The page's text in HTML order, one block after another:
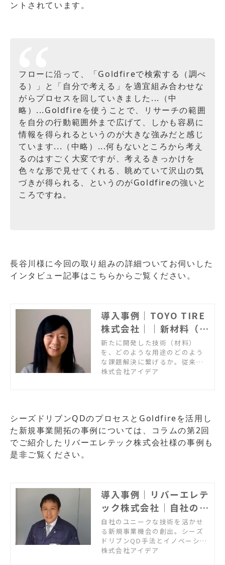
ントされています。
フローに沿って、「Goldfireで検索する（調べ
る）」と「自分で考える」を適宜組み合わせな
がらプロセスを回していきました...（中
略）...Goldfireを使うことで、リサーチの範囲
を自分の行動範囲外まで広げて、しかも容易に
情報を得られるというのが大きな強みだと感じ
ています...（中略）...何もないところから考え
るのはすごく大変ですが、考えるきっかけを
色々な形で見せてくれる、眺めていて沢山の気
づきが得られる、というのがGoldfireの強いと
ころですね。
長谷川様に今回の取り組みの詳細ついてお伺いした
インタビュー記事はこちらからご覧ください。
導入事例｜TOYO TIRE
株式会社｜｜新材料（シ
ーズ）を新事業機会（ニ
ーズ）へ繋げる。用途探
索のアイデア創出
新たに開発した技術（材料）
を、どのような用途のどのよう
な課題解決に繋げるか。従来の
やり方では、情報が限られ、発
支援ソフトGoldfireを活用し
た、用途探索のアイデア創出の
取り組みについて、研究ご担当
者にお伺いしました。
株式会社アイデア
シーズドリブンQDのプロセスとGoldfireを活用し
た新規事業開拓の事例については、コラムの第2回
でご紹介したリバーエレテック株式会社様の事例も
是非ご覧ください。
導入事例｜リバーエレテ
ック株式会社｜自社のユ
ニークな技術を活かせる
新規事業機会の創出
自社のユニークな技術を活かせ
る新規事業機会の創出。シーズ
ドリブンQD手法とイノベーショ
ン支援ソフトGoldfireを活用し
株式会社アイデア